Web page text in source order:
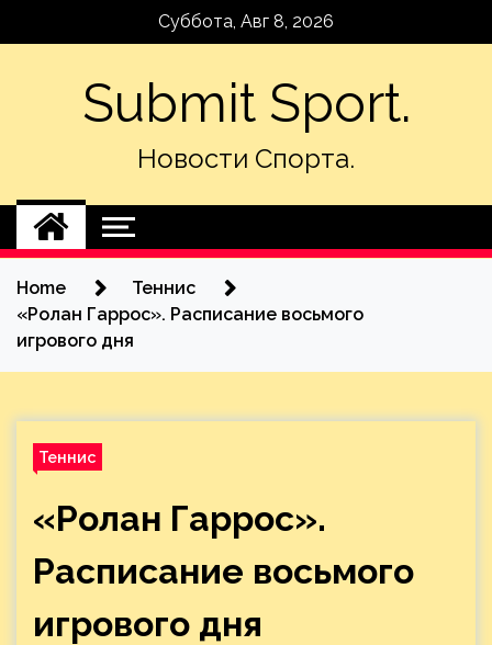
Суббота, Авг 8, 2026
Submit Sport.
Новости Спорта.
Home
Теннис
«Ролан Гаррос». Расписание восьмого
игрового дня
Теннис
«Ролан Гаррос».
Расписание восьмого
игрового дня